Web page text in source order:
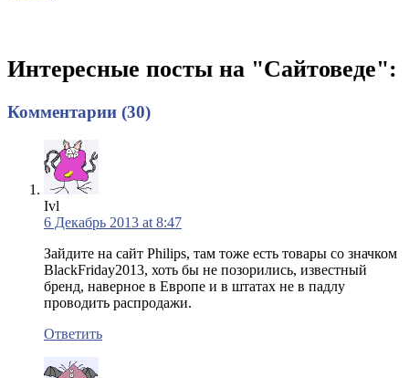
Интересные посты на "Сайтоведе":
Комментарии (30)
Ivl
6 Декабрь 2013 at 8:47
Зайдите на сайт Philips, там тоже есть товары со значком
BlackFriday2013, хоть бы не позорились, известный
бренд, наверное в Европе и в штатах не в падлу
проводить распродажи.
Ответить